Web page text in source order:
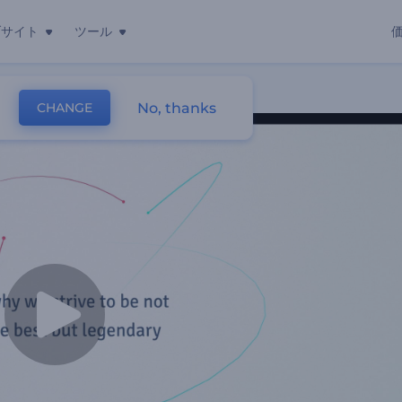
イト ツール
CHANGE No, thanks